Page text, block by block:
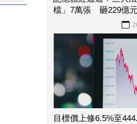
檔」7萬張 砸229億
目標價上修6.5%至